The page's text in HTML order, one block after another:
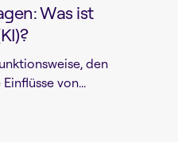
Was ist
den
von...